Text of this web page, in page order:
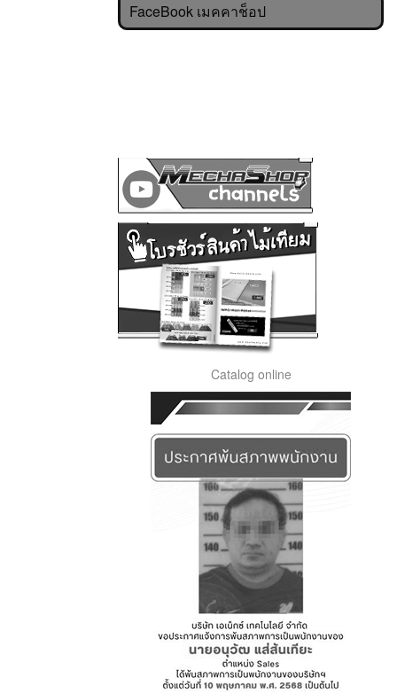
FaceBook เมคคาช็อป
Catalog online